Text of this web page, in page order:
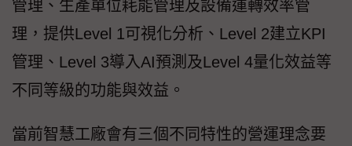
管理、生產單位耗能管理及設備運轉效率管
理，提供Level 1可視化分析、Level 2建立KPI
管理、Level 3導入AI預測及Level 4量化效益等
不同等級的功能與效益。
當前智慧工廠會有三個不同特性的營運理念要